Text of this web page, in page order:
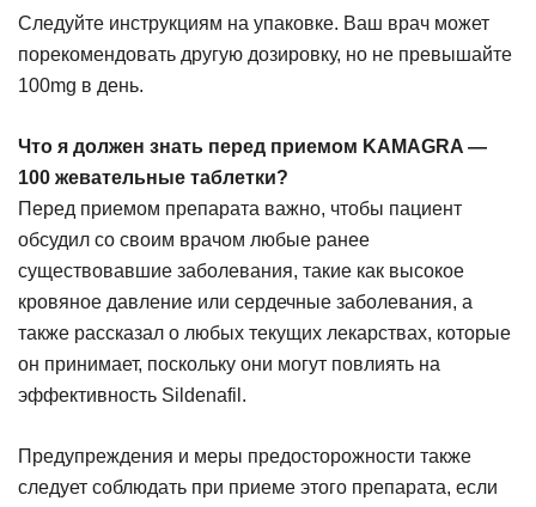
Следуйте инструкциям на упаковке. Ваш врач может
порекомендовать другую дозировку, но не превышайте
100mg в день.
Что я должен знать перед приемом KAMAGRA —
100 жевательные таблетки?
Перед приемом препарата важно, чтобы пациент
обсудил со своим врачом любые ранее
существовавшие заболевания, такие как высокое
кровяное давление или сердечные заболевания, а
также рассказал о любых текущих лекарствах, которые
он принимает, поскольку они могут повлиять на
эффективность Sildenafil.
Предупреждения и меры предосторожности также
следует соблюдать при приеме этого препарата, если